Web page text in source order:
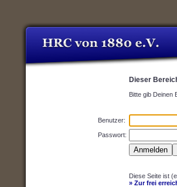
Dieser
Bitte gib Deinen
Benutzer:
Passwort:
Diese Seite ist
» Zur frei